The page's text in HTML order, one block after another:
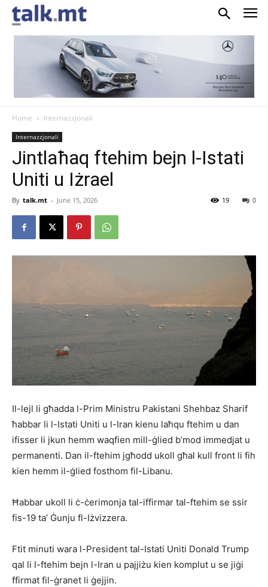
Home Internazzjonali
Internazzjonali
Jintlaħaq ftehim bejn l-Istati
Uniti u Iżrael
By talk.mt - June 15, 2026 0
19
Il-lejl li għadda l-Prim Ministru Pakistani Shehbaz Sharif
ħabbar li l-Istati Uniti u l-Iran kienu laħqu ftehim u dan
ifisser li jkun hemm waqfien mill-ġlied b’mod immedjat u
permanenti. Dan il-ftehim jgħodd ukoll għal kull front li fih
kien hemm il-ġlied fosthom fil-Libanu.
Ħabbar ukoll li ċ-ċerimonja tal-iffirmar tal-ftehim se ssir
fis-19 ta’ Ġunju fl-Iżvizzera.
Ftit minuti wara l-President tal-Istati Uniti Donald Trump
qal li l-ftehim bejn l-Iran u pajjiżu kien komplut u se jiġi
ffirmat fil-ġranet li ġejjin.